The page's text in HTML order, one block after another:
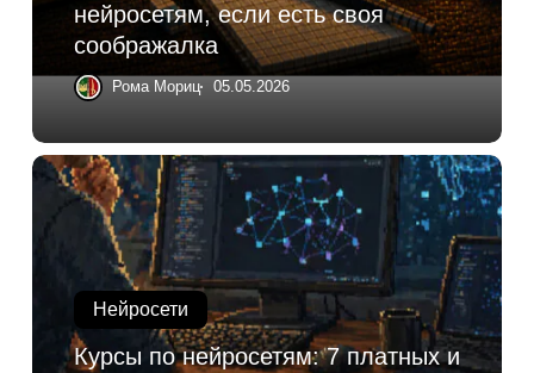
нейросетям, если есть своя
соображалка
Рома Мориц 05.05.2026
Нейросети
Курсы по нейросетям: 7 платных и